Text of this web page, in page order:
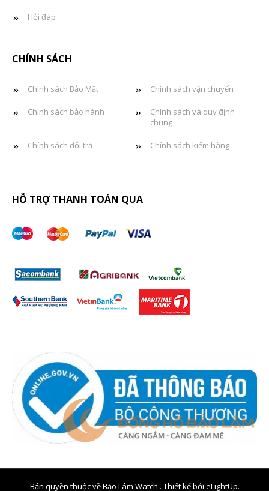
Hỏi đáp
CHÍNH SÁCH
Chính sách Bảo Mật Chính sách vận chuyển
Chính sách bảo hành
Chính sách và quy định
chung
Chính sách đổi trả Chính sách kiểm hàng
HỖ TRỢ THANH TOÁN QUA
Bản quyền thuộc về Bảo Lâm Watch . Thiết kế bởi eLightUp.